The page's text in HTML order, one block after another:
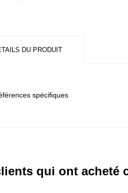
DU PRODUIT
spécifiques
qui ont acheté